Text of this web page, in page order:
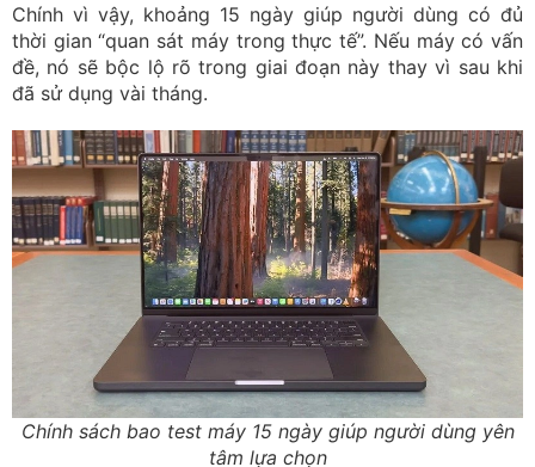
Chính vì vậy, khoảng 15 ngày giúp người dùng có đủ
thời gian “quan sát máy trong thực tế”. Nếu máy có vấn
đề, nó sẽ bộc lộ rõ trong giai đoạn này thay vì sau khi
đã sử dụng vài tháng.
Chính sách bao test máy 15 ngày giúp người dùng yên
tâm lựa chọn